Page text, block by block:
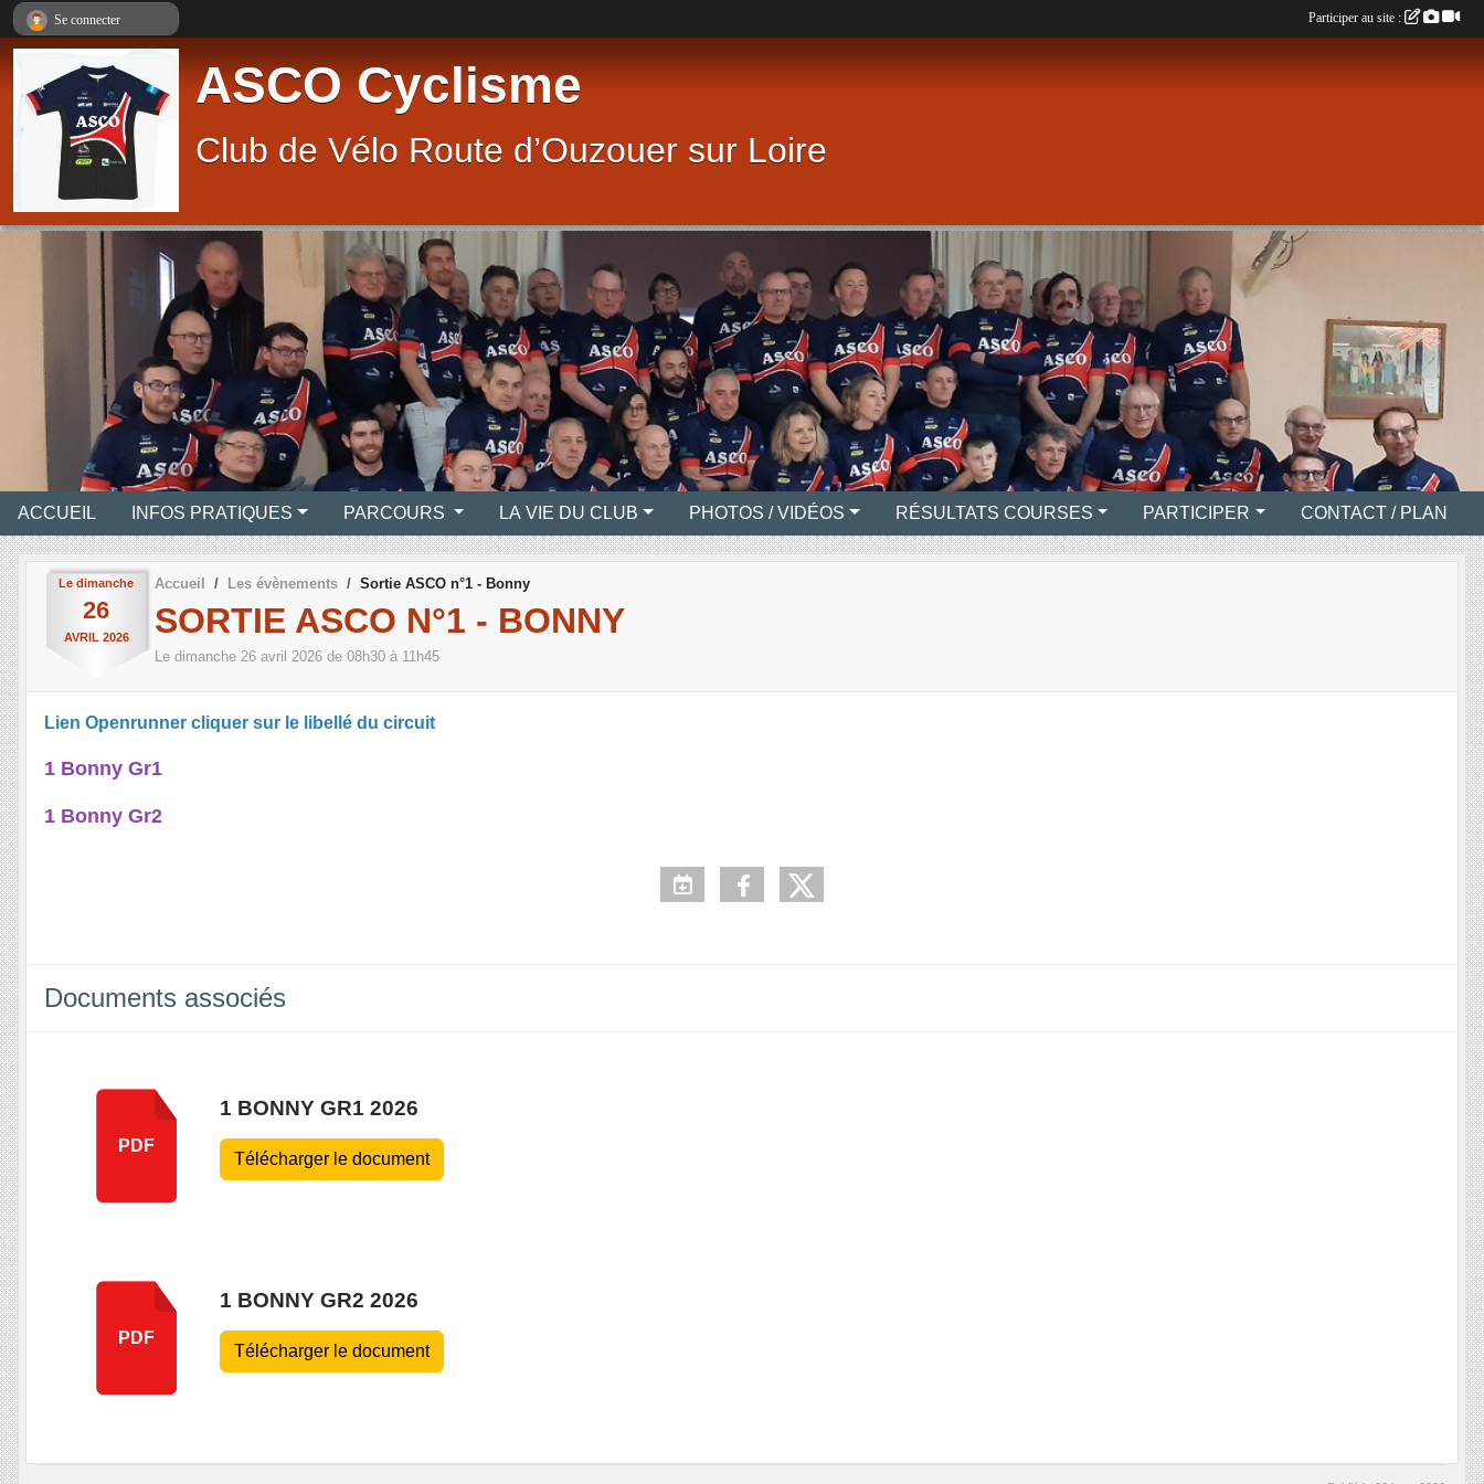
ASCO Cyclisme
Club de Vélo Route d’Ouzouer sur Loire
ACCUEIL INFOS PRATIQUES PARCOURS LA VIE DU CLUB PHOTOS / VIDÉOS RÉSULTATS COURSES PARTICIPER CONTACT / PLAN
Le dimanche
26
AVRIL 2026
Accueil Les évènements Sortie ASCO n°1 - Bonny
SORTIE ASCO N°1 - BONNY
Le dimanche 26 avril 2026 de 08h30 à 11h45
Lien Openrunner cliquer sur le libellé du circuit
1 Bonny Gr1
1 Bonny Gr2
Documents associés
PDF
1 BONNY GR1 2026
Télécharger le document
PDF
1 BONNY GR2 2026
Télécharger le document
Se connecter Participer au site :
Panneau de gestion des cookies